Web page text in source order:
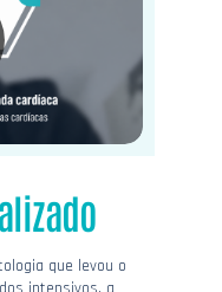
que levou o